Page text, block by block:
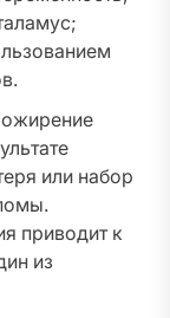
или набор
приводит к
из